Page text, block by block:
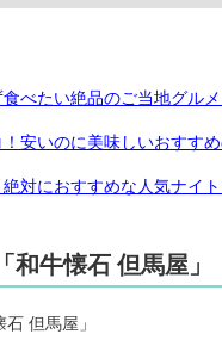
べたい絶品のご当地グルメ
安いのに美味しいおすすめ
対におすすめな人気ナイト
牛懐石 但馬屋」